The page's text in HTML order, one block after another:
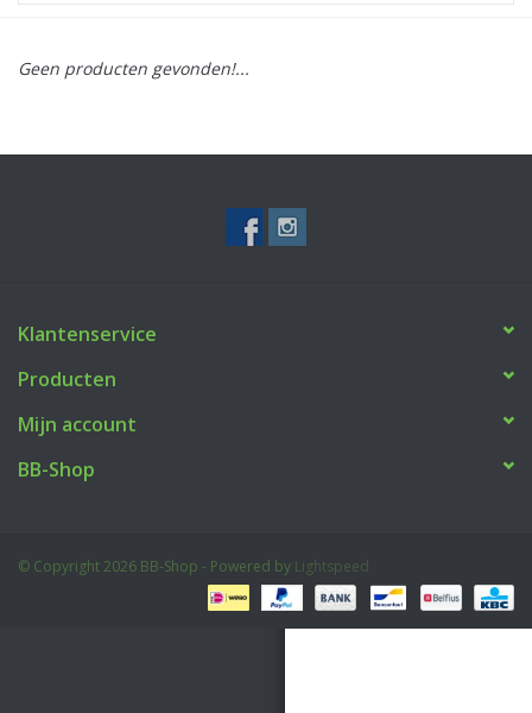
Geen producten gevonden!...
Klantenservice
Producten
Mijn account
BB-Shop
© Copyright 2026 BB-Shop - Powered by Lightspeed